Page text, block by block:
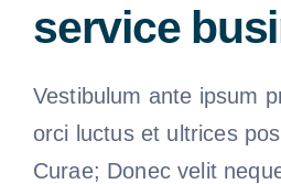
service
Vestibulum ante ipsum
orci luctus et ultrices
Curae; Donec velit